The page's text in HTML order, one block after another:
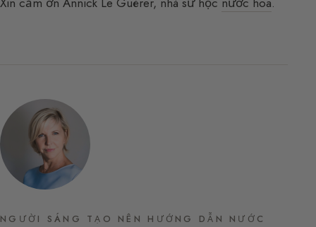
NGƯỜI SÁNG TẠO NÊN HƯỚNG DẪN NƯỚC